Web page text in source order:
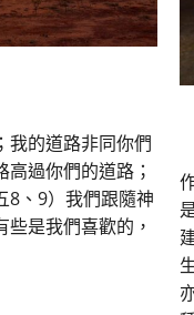
我的道路非同你們
過你們的道路；
8、9）我們跟隨神
是我們喜歡的，